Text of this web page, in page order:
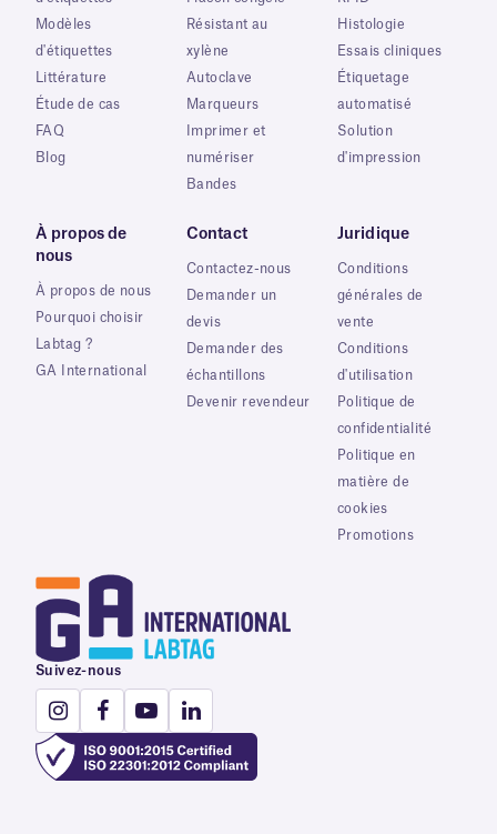
Modèles
d'étiquettes
Littérature
Étude de cas
FAQ
Blog
Résistant au
xylène
Autoclave
Marqueurs
Imprimer et
numériser
Bandes
Histologie
Essais cliniques
Étiquetage
automatisé
Solution
d'impression
À propos de
nous
À propos de nous
Pourquoi choisir
Labtag ?
GA International
Contact
Contactez-nous
Demander un
devis
Demander des
échantillons
Devenir revendeur
Juridique
Conditions
générales de
vente
Conditions
d'utilisation
Politique de
confidentialité
Politique en
matière de
cookies
Promotions
Suivez-nous